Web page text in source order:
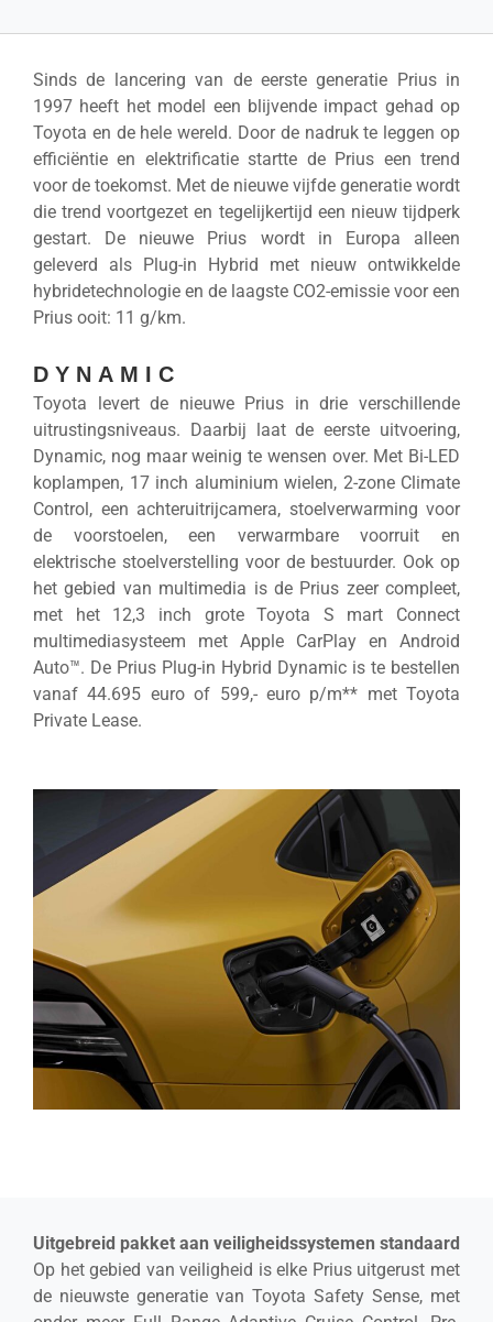
Sinds de lancering van de eerste generatie Prius in
1997 heeft het model een blijvende impact gehad op
Toyota en de hele wereld. Door de nadruk te leggen op
efficiëntie en elektrificatie startte de Prius een trend
voor de toekomst. Met de nieuwe vijfde generatie wordt
die trend voortgezet en tegelijkertijd een nieuw tijdperk
gestart. De nieuwe Prius wordt in Europa alleen
geleverd als Plug-in Hybrid met nieuw ontwikkelde
hybridetechnologie en de laagste CO2-emissie voor een
Prius ooit: 11 g/km.
DYNAMIC
Toyota levert de nieuwe Prius in drie verschillende
uitrustingsniveaus. Daarbij laat de eerste uitvoering,
Dynamic, nog maar weinig te wensen over. Met Bi-LED
koplampen, 17 inch aluminium wielen, 2-zone Climate
Control, een achteruitrijcamera, stoelverwarming voor
de voorstoelen, een verwarmbare voorruit en
elektrische stoelverstelling voor de bestuurder. Ook op
het gebied van multimedia is de Prius zeer compleet,
met het 12,3 inch grote Toyota S mart Connect
multimediasysteem met Apple CarPlay en Android
Auto™. De Prius Plug-in Hybrid Dynamic is te bestellen
vanaf 44.695 euro of 599,- euro p/m** met Toyota
Private Lease.
Uitgebreid pakket aan veiligheidssystemen standaard
Op het gebied van veiligheid is elke Prius uitgerust met
de nieuwste generatie van Toyota Safety Sense, met